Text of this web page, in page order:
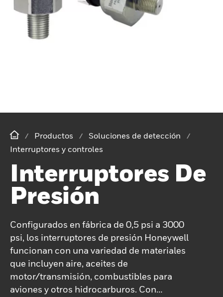
Productos
Soluciones de detección
Interruptores y controles
Interruptores De
Presión
Configurados en fábrica de 0,5 psi a 3000
psi, los interruptores de presión Honeywell
funcionan con una variedad de materiales
que incluyen aire, aceites de
motor/transmisión, combustibles para
aviones y otros hidrocarburos. Con